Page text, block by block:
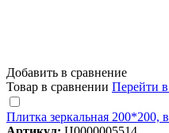
Добавить в сравнение
Товар в сравнении Перейти
Плитка зеркальная 200*200,